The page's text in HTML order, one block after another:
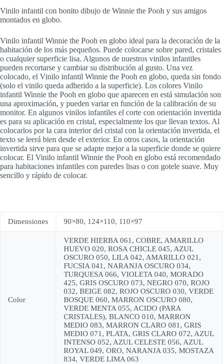
Vinilo infantil con bonito dibujo de Winnie the Pooh y sus amigos
montados en globo.
Vinilo infantil Winnie the Pooh en globo ideal para la decoración de la
habitación de los más pequeños. Puede colocarse sobre pared, cristales
o cualquier superficie lisa. Algunos de nuestros vinilos infantiles
pueden recortarse y cambiar su distribución al gusto. Una vez
colocado, el Vinilo infantil Winnie the Pooh en globo, queda sin fondo
(solo el vinilo queda adherido a la superficie). Los colores Vinilo
infantil Winnie the Pooh en globo que aparecen en está simulación son
una aproximación, y pueden variar en función de la calibración de su
monitor. En algunos vinilos infantiles el corte con orientación invertida
es para su aplicación en cristal, especialmente los que llevan textos. Al
colocarlos por la cara interior del cristal con la orientación invertida, el
texto se leerá bien desde el exterior. En otros casos, la orientación
invertida sirve para que se adapte mejor a la superficie donde se quiere
colocar. El Vinilo infantil Winnie the Pooh en globo está recomendado
para habitaciones infantiles con paredes lisas o con gotele suave. Muy
sencillo y rápido de colocar.
Dimensiones 90×80, 124×110, 110×97
Color
VERDE HIERBA 061, COBRE, AMARILLO
HUEVO 020, ROSA CHICLE 045, AZUL
OSCURO 050, LILA 042, AMARILLO 021,
FUCSIA 041, NARANJA OSCURO 034,
TURQUESA 066, VIOLETA 040, MORADO
425, GRIS OSCURO 073, NEGRO 070, ROJO
032, BEIGE 082, ROJO OSCURO 030, VERDE
BOSQUE 060, MARRON OSCURO 080,
VERDE MENTA 055, ACIDO (PARA
CRISTALES), BLANCO 010, MARRON
MEDIO 083, MARRON CLARO 081, GRIS
MEDIO 071, PLATA, GRIS CLARO 072, AZUL
INTENSO 052, AZUL CELESTE 056, AZUL
ROYAL 049, ORO, NARANJA 035, MOSTAZA
834, VERDE LIMA 063